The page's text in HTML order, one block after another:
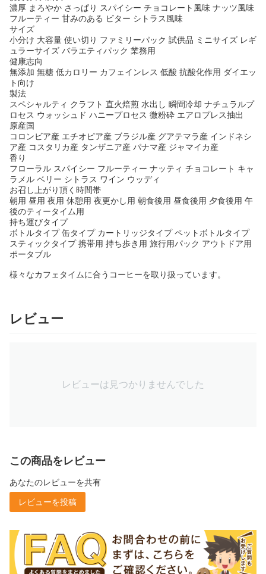
濃厚 まろやか さっぱり スパイシー チョコレート風味 ナッツ風味
フルーティー 甘みのある ビター シトラス風味
サイズ
小分け 大容量 使い切り ファミリーパック 試供品 ミニサイズ レギ
ュラーサイズ バラエティパック 業務用
健康志向
無添加 無糖 低カロリー カフェインレス 低酸 抗酸化作用 ダイエッ
ト向け
製法
スペシャルティ クラフト 直火焙煎 水出し 瞬間冷却 ナチュラルプ
ロセス ウォッシュド ハニープロセス 微粉砕 エアロプレス抽出
原産国
コロンビア産 エチオピア産 ブラジル産 グアテマラ産 インドネシ
ア産 コスタリカ産 タンザニア産 パナマ産 ジャマイカ産
香り
フローラル スパイシー フルーティー ナッティ チョコレート キャ
ラメル ベリー シトラス ワイン ウッディ
お召し上がり頂く時間帯
朝用 昼用 夜用 休憩用 夜更かし用 朝食後用 昼食後用 夕食後用 午
後のティータイム用
持ち運びタイプ
ボトルタイプ 缶タイプ カートリッジタイプ ペットボトルタイプ
スティックタイプ 携帯用 持ち歩き用 旅行用パック アウトドア用
ポータブル
様々なカフェタイムに合うコーヒーを取り扱っています。
レビュー
レビューは見つかりませんでした
この商品をレビュー
あなたのレビューを共有
レビューを投稿